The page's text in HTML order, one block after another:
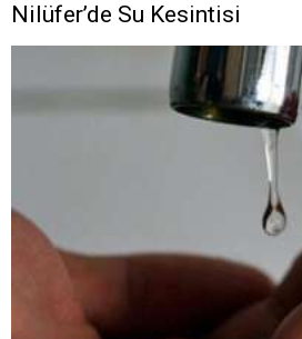
Nilüfer’de Su Kesintisi